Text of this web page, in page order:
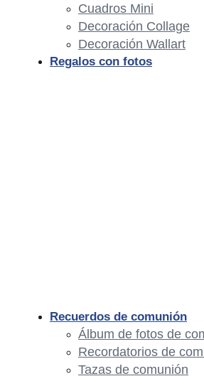
Cuadros Mini
Decoración Collage
Decoración Wallart
Regalos con fotos
Recuerdos de comunión
Álbum de fotos de
Recordatorios de
Tazas de comunión